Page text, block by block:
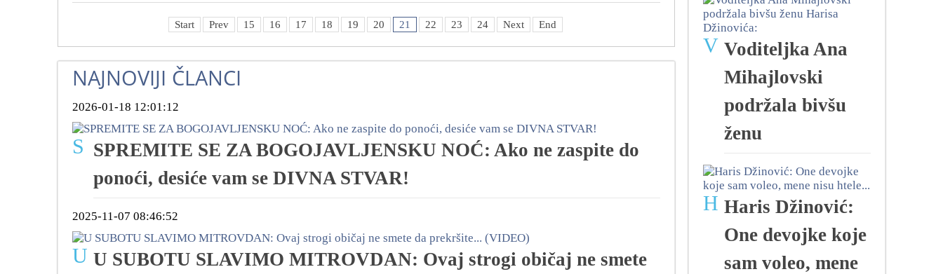
Start Prev 15 16 17 18 19 20 21 22 23 24 Next End
NAJNOVIJI ČLANCI
2026-01-18 12:01:12
S SPREMITE SE ZA BOGOJAVLJENSKU NOĆ: Ako ne zaspite do
ponoći, desiće vam se DIVNA STVAR!
2025-11-07 08:46:52
U U SUBOTU SLAVIMO MITROVDAN: Ovaj strogi običaj ne smete
V Voditeljka Ana
Mihajlovski
podržala bivšu
ženu
H Haris Džinović:
One devojke koje
sam voleo, mene